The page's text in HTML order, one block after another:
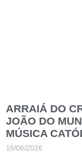
ARRAIÁ DO
JOÃO DO
MÚSICA
16/06/2026